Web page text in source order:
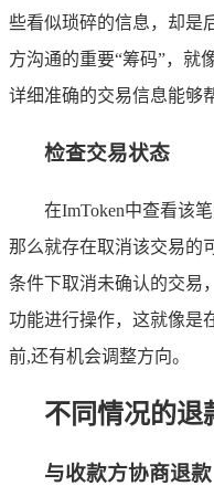
些看似琐碎的信息，却是
方沟通的重要“筹码”，就
详细准确的交易信息能够
检查交易状态
在ImToken中查看该
那么就存在取消该交易的
条件下取消未确认的交易
功能进行操作，这就像是
前,还有机会调整方向。
不同情况的退
与收款方协商退款